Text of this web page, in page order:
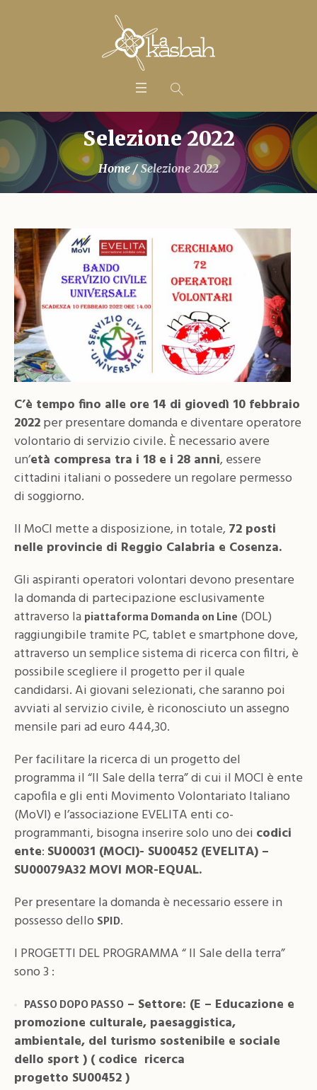
Selezione 2022
Home /Selezione 2022
C’è tempo fino alle ore 14 di giovedì 10 febbraio
2022per presentare domanda e diventare operatore
volontario di servizio civile. È necessario avere
un’età compresa tra i 18 e i 28 anni, essere
cittadini italiani o possedere un regolare permesso
di soggiorno.
Il MoCI mette a disposizione, in totale,72 posti
nelle provincie di Reggio Calabria e Cosenza.
Gli aspiranti operatori volontari devono presentare
la domanda di partecipazione esclusivamente
attraverso la piattaforma Domanda on Line (DOL)
raggiungibile tramite PC, tablet e smartphone dove,
attraverso un semplice sistema di ricerca con filtri, è
possibile scegliere il progetto per il quale
candidarsi. Ai giovani selezionati, che saranno poi
avviati al servizio civile, è riconosciuto un assegno
mensile pari ad euro 444,30.
Per facilitare la ricerca di un progetto del
programma il “Il Sale della terra” di cui il MOCI è ente
capofila e gli enti Movimento Volontariato Italiano
(MoVI) e l’associazione EVELITA enti co-
programmanti, bisogna inserire solo uno dei codici
ente: SU00031 (MOCI)- SU00452 (EVELITA) –
SU00079A32 MOVI MOR-EQUAL.
Per presentare la domanda è necessario essere in
possesso dello SPID.
I PROGETTI DEL PROGRAMMA “ Il Sale della terra”
sono 3 :
PASSO DOPO PASSO – Settore: (E – Educazione e
promozione culturale, paesaggistica,
ambientale, del turismo sostenibile e sociale
dello sport ) (codice ricerca
progetto SU00452)